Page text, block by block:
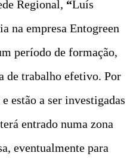
Regional, “Luís
na empresa Entogreen
período de formação,
de trabalho efetivo. Por
estão a ser investigadas
entrado numa zona
eventualmente para